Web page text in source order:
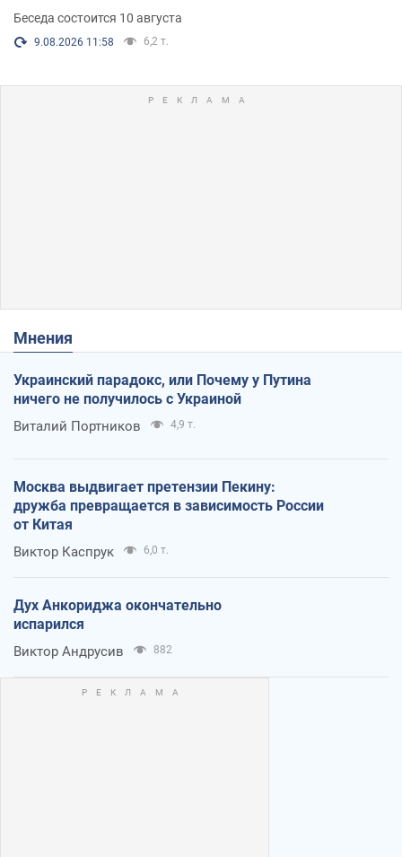
Беседа состоится 10 августа
9.08.2026 11:58 6,2 т.
Мнения
Украинский парадокс, или Почему у Путина
ничего не получилось с Украиной
Виталий Портников 4,9 т.
Москва выдвигает претензии Пекину:
дружба превращается в зависимость России
от Китая
Виктор Каспрук 6,0 т.
Дух Анкориджа окончательно
испарился
Виктор Андрусив 882